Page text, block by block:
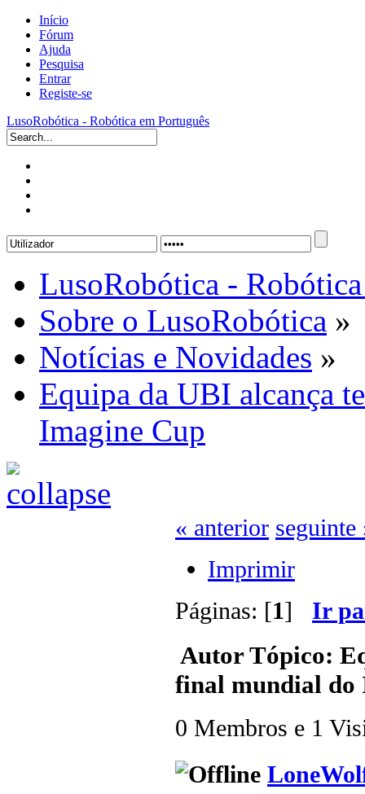
Início
Fórum
Ajuda
Pesquisa
Entrar
Registe-se
LusoRobótica - Robótica em Português
LusoRobótica -
Sobre o LusoRobótica »
Notícias e Novidades »
Equipa da UBI alcança
Imagine Cup
« anterior seguinte
Imprimir
Páginas: [1] Ir
AutorTópico:
final mundial do
0 Membros e 1